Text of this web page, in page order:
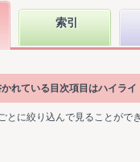
索引
れている目次項目はハイライ
とに絞り込んで見ることがで